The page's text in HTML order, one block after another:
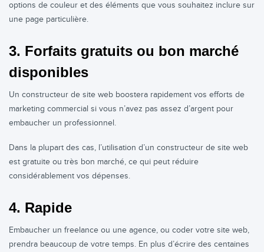
options de couleur et des éléments que vous souhaitez inclure sur
une page particulière.
3. Forfaits gratuits ou bon marché
disponibles
Un constructeur de site web boostera rapidement vos efforts de
marketing commercial si vous n’avez pas assez d’argent pour
embaucher un professionnel.
Dans la plupart des cas, l’utilisation d’un constructeur de site web
est gratuite ou très bon marché, ce qui peut réduire
considérablement vos dépenses.
4. Rapide
Embaucher un freelance ou une agence, ou coder votre site web,
prendra beaucoup de votre temps. En plus d’écrire des centaines